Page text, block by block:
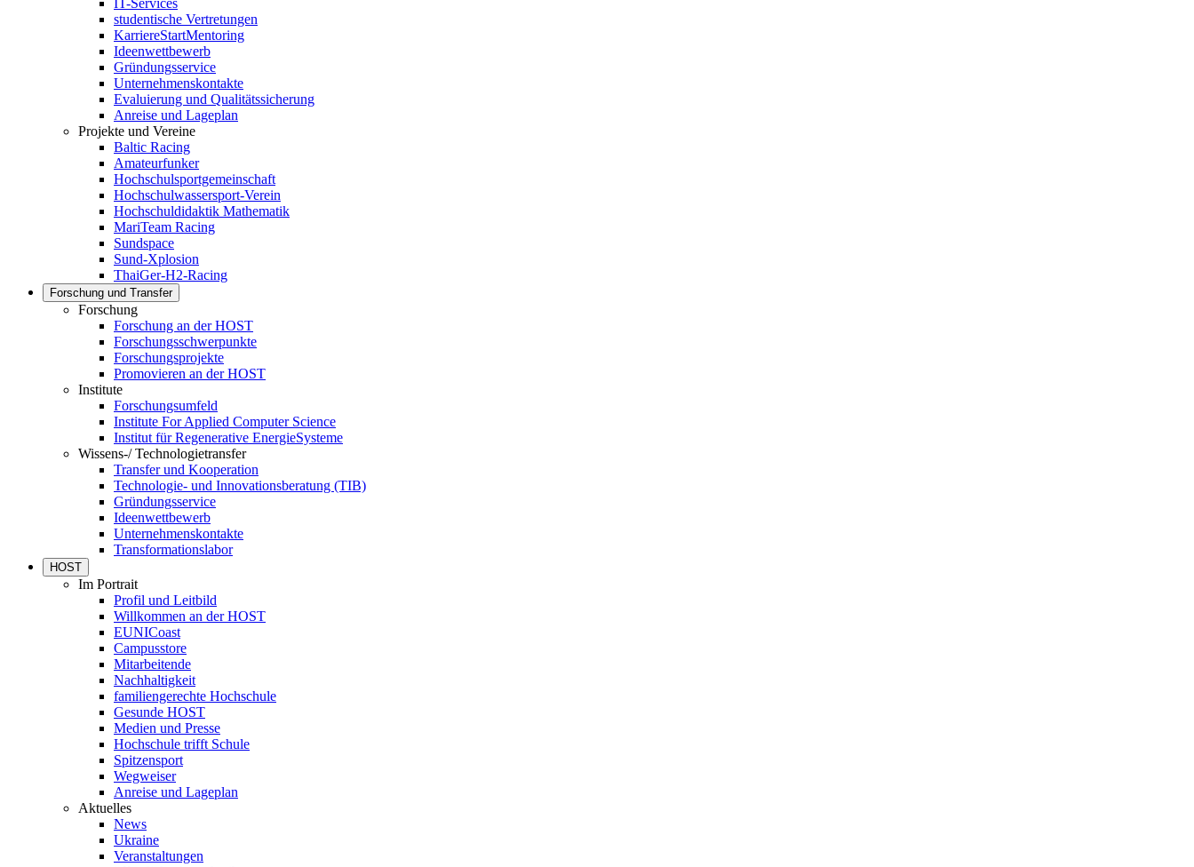
IT-Services
studentische Vertretungen
KarriereStartMentoring
Ideenwettbewerb
Gründungsservice
Unternehmenskontakte
Evaluierung und Qualitätssicherung
Anreise und Lageplan
Projekte und Vereine
Baltic Racing
Amateurfunker
Hochschulsportgemeinschaft
Hochschulwassersport-Verein
Hochschuldidaktik Mathematik
MariTeam Racing
Sundspace
Sund-Xplosion
ThaiGer-H2-Racing
Forschung und Transfer
Forschung
Forschung an der HOST
Forschungsschwerpunkte
Forschungsprojekte
Promovieren an der HOST
Institute
Forschungsumfeld
Institute For Applied Computer Science
Institut für Regenerative EnergieSysteme
Wissens-/ Technologietransfer
Transfer und Kooperation
Technologie- und Innovationsberatung (TIB)
Gründungsservice
Ideenwettbewerb
Unternehmenskontakte
Transformationslabor
HOST
Im Portrait
Profil und Leitbild
Willkommen an der HOST
EUNICoast
Campusstore
Mitarbeitende
Nachhaltigkeit
familiengerechte Hochschule
Gesunde HOST
Medien und Presse
Hochschule trifft Schule
Spitzensport
Wegweiser
Anreise und Lageplan
Aktuelles
News
Ukraine
Veranstaltungen